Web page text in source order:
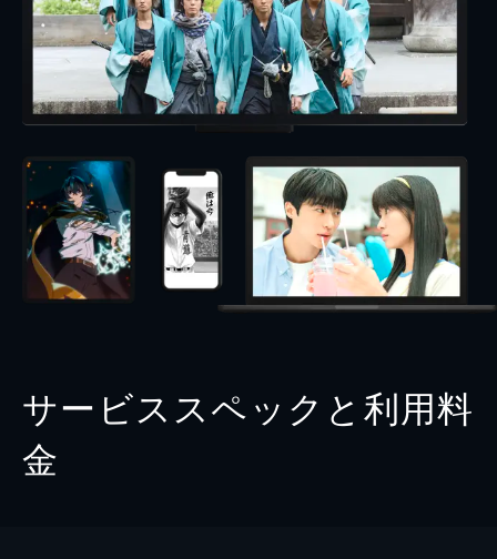
サービススペックと利用料
金